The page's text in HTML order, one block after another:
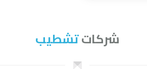
شركاتتشطيب